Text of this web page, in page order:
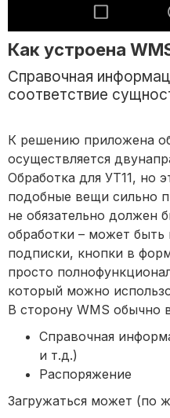
Как устроена
Справочная
соответствие
К решению приложена
осуществляется
Обработка для УТ11, но
подобные вещи сильно
не обязательно должен
обработки – может быть
подписки, кнопки в
просто
который можно
В сторону WMS обычно
Справочная
и т.д.)
Распоряжение
Загружаться может (по